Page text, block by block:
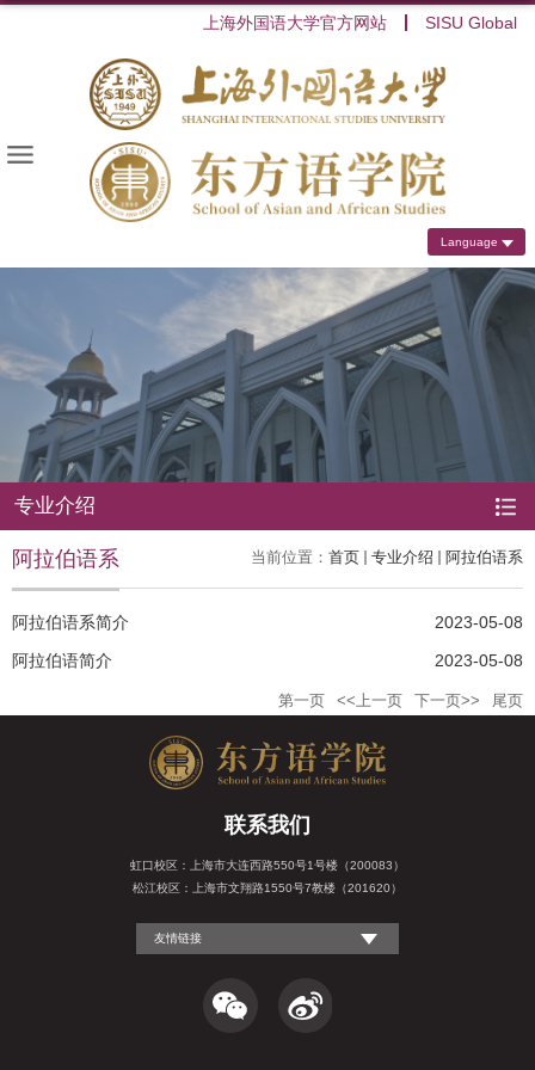
上海外国语大学官方网站 SISU Global
Language
专业介绍
当前位置： 首页 专业介绍 阿拉伯语系
阿拉伯语系
阿拉伯语系简介
2023-05-08
阿拉伯语简介
2023-05-08
第一页 <<上一页 下一页>> 尾页
联系我们
虹口校区：上海市大连西路550号1号楼（200083）
松江校区：上海市文翔路1550号7教楼（201620）
友情链接